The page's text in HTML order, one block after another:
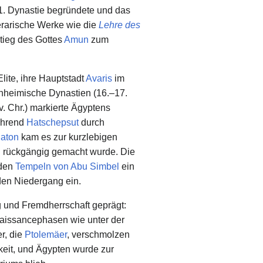
Dynastie begründete und das
Werke wie die Lehre des
des GottesAmun zum
ihre HauptstadtAvaris im
Dynastien (16.–17.
Chr.) markierte Ägyptens
Hatschepsutdurch
kam es zur kurzlebigen
rückgängig gemacht wurde. Die
Tempeln von Abu Simbel ein
Niedergang ein.
Fremdherrschaft geprägt:
wie unter der
die Ptolemäer, verschmolzen
und Ägypten wurde zur